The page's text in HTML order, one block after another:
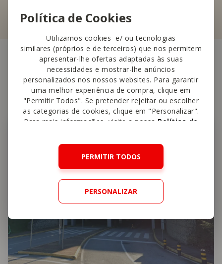
Política de Cookies
Utilizamos cookies e/ ou tecnologias
similares (próprios e de terceiros) que nos permitem
apresentar-lhe ofertas adaptadas às suas
necessidades e mostrar-lhe anúncios
personalizados nos nossos websites. Para garantir
uma melhor experiência de compra, clique em
"Permitir Todos". Se pretender rejeitar ou escolher
as categorias de cookies, clique em "Personalizar".
Para mais informações, visite a nossa Política de
PERMITIR TODOS
PERSONALIZAR
Outraslojas perto